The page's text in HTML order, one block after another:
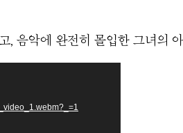
음악에 완전히 몰입한 그녀의